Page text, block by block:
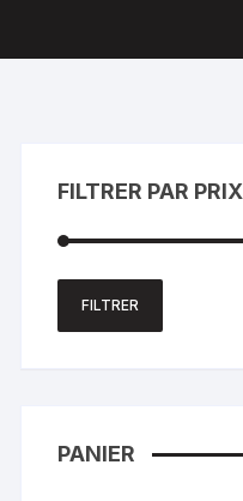
FILTRER PAR PRIX
FILTRER
PANIER